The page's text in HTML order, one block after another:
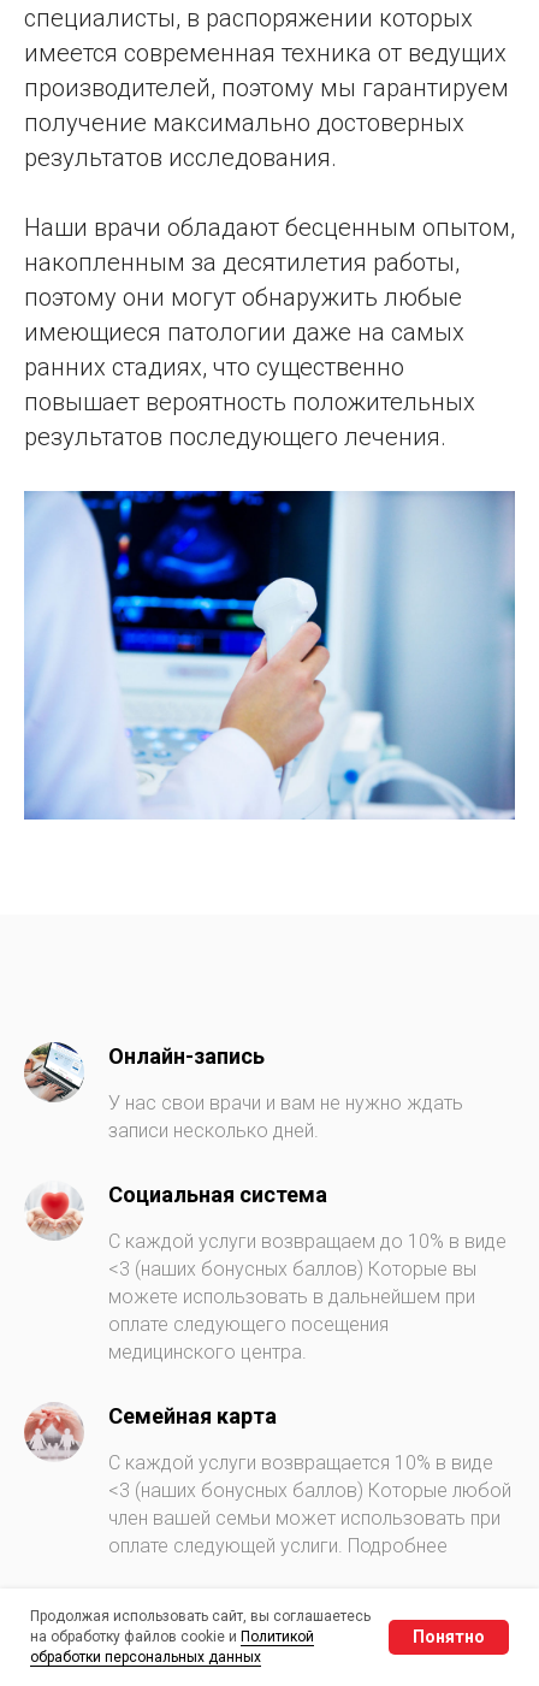
специалисты, в распоряжении которых
имеется современная техника от ведущих
производителей, поэтому мы гарантируем
получение максимально достоверных
результатов исследования.
Наши врачи обладают бесценным опытом,
накопленным за десятилетия работы,
поэтому они могут обнаружить любые
имеющиеся патологии даже на самых
ранних стадиях, что существенно
повышает вероятность положительных
результатов последующего лечения.
Онлайн-запись
У нас свои врачи и вам не нужно ждать
записи несколько дней.
Социальная система
С каждой услуги возвращаем до 10% в виде
<3 (наших бонусных баллов) Которые вы
можете использовать в дальнейшем при
оплате следующего посещения
медицинского центра.
Семейная карта
С каждой услуги возвращается 10% в виде
<3 (наших бонусных баллов) Которые любой
член вашей семьи может использовать при
оплате следующей услиги. Подробнее
Красиво и комфортно
У нас красиво. Впрочем, уюта добавляет
Продолжая использовать сайт, вы соглашаетесь
на обработку файлов cookie и Политикой
обработки персональных данных
Понятно